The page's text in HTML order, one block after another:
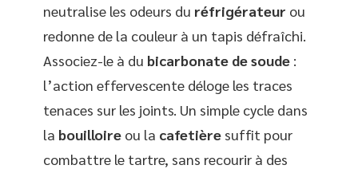
neutralise les odeurs du réfrigérateur ou
redonne de la couleur à un tapis défraîchi.
Associez-le à du bicarbonate de soude :
l’action effervescente déloge les traces
tenaces sur les joints. Un simple cycle dans
la bouilloire ou la cafetière suffit pour
combattre le tartre, sans recourir à des